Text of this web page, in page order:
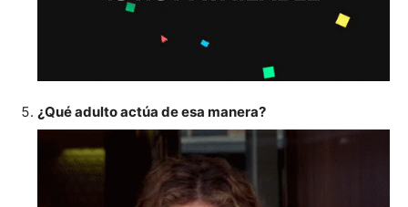
¿Qué adulto actúa de esa manera?